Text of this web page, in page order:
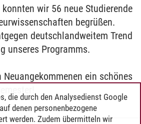
wir 56 neue Studierende
begrüßen.
deutschlandweitem Trend
unseres Programms.
ein schönes
die durch den Analysedienst Google
denen personenbezogene
werden. Zudem übermitteln wir